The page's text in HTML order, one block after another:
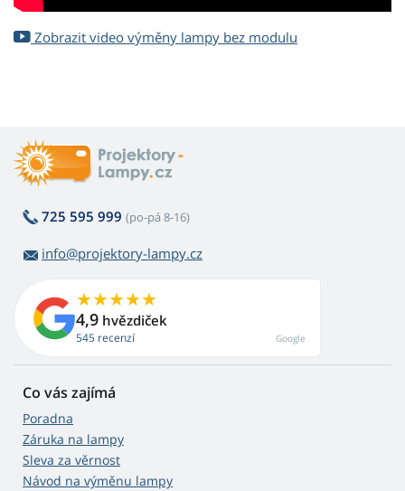
Zobrazit video výměny lampy bez modulu
725 595 999 (po-pá 8-16)
info@projektory-lampy.cz
4,9 hvězdiček
545 recenzí Google
Co vás zajímá
Poradna
Záruka na lampy
Sleva za věrnost
Návod na výměnu lampy